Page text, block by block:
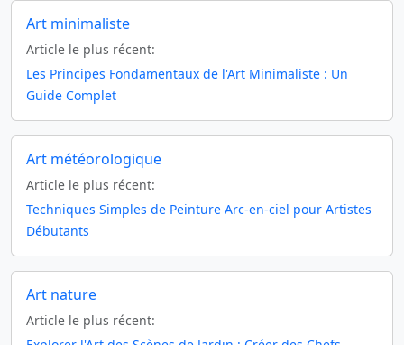
Art minimaliste
Article le plus récent:
Les Principes Fondamentaux de l'Art Minimaliste : Un
Guide Complet
Art météorologique
Article le plus récent:
Techniques Simples de Peinture Arc-en-ciel pour Artistes
Débutants
Art nature
Article le plus récent: